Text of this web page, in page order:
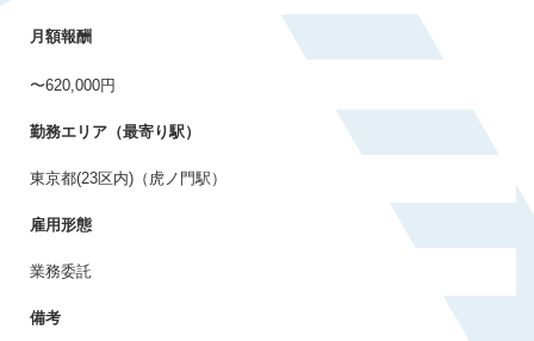
月額報酬
〜620,000円
勤務エリア（最寄り駅）
東京都(23区内)（虎ノ門駅）
雇用形態
業務委託
備考
すでに登録済みの方はログイン